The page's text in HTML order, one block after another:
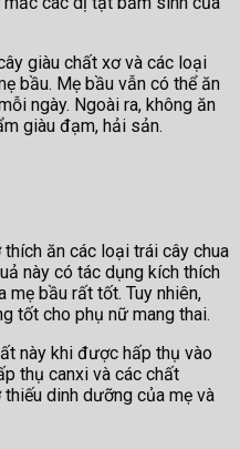
giàu chất xơ và các loại
bầu. Mẹ bầu vẫn có thể ăn
ngày. Ngoài ra, không ăn
giàu đạm, hải sản.
ăn các loại trái cây chua
này có tác dụng kích thích
mẹ bầu rất tốt. Tuy nhiên,
tốt cho phụ nữ mang thai.
này khi được hấp thụ vào
thụ canxi và các chất
dinh dưỡng của mẹ và